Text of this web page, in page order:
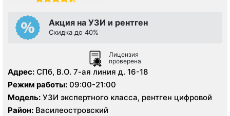
Акция на УЗИ и рентген
Скидка до 40%
Лицензия
проверена
Адрес: СПб, В.О. 7-ая линия д. 16-18
Режим работы: 09:00-21:00
Модель: УЗИ экспертного класса, рентген цифровой
Район: Василеостровский